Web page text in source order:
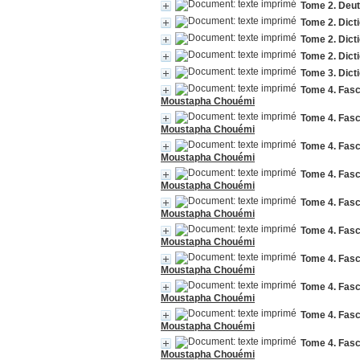
Tome 2.
Tome 2.
Tome 2.
Tome 2.
Tome 3.
Tome 4.
Moustapha Chouémi
Tome 4.
Moustapha Chouémi
Tome 4.
Moustapha Chouémi
Tome 4.
Moustapha Chouémi
Tome 4.
Moustapha Chouémi
Tome 4.
Moustapha Chouémi
Tome 4.
Moustapha Chouémi
Tome 4.
Moustapha Chouémi
Tome 4.
Moustapha Chouémi
Tome 4.
Moustapha Chouémi